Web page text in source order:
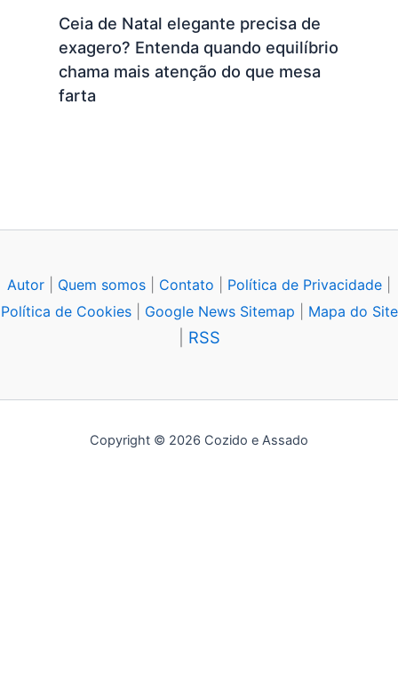
Ceia de Natal elegante precisa de
exagero? Entenda quando equilíbrio
chama mais atenção do que mesa
farta
Autor Quem somos Contato Política de Privacidade
Política de Cookies| Google News Sitemap Mapa do Site
RSS
Copyright © 2026 Cozido e Assado